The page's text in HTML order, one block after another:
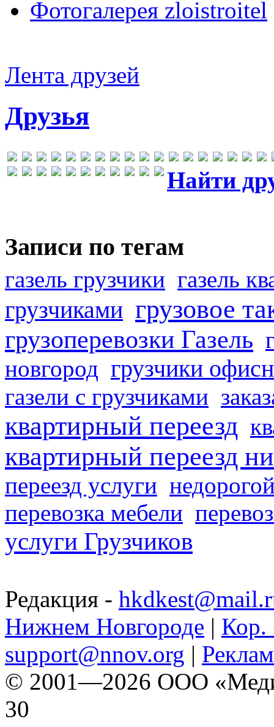
Фотогалерея zloistroitel
Лента друзей
Друзья
Найти
Записи по тегам
газель грузчики газель
грузчиками грузовое
грузоперевозки Газель
новгород грузчики
газели с грузчиками
квартирный переезд
квартирный переезд
переезд услуги
перевозка мебели
услуги Грузчиков
Редакция -
Нижнем Новгороде | Кор.
support@nnov.org |
© 2001—2026 ООО
30